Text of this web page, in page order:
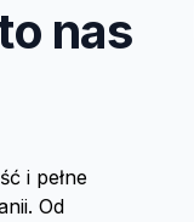
nas
i pełne
Od